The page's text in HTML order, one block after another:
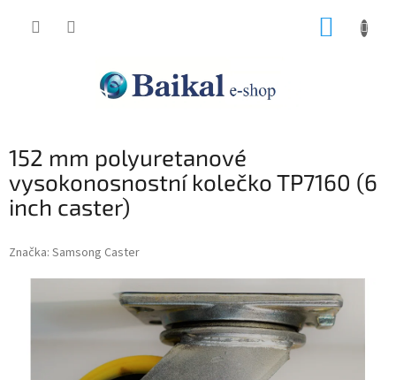
152 mm polyuretanové
vysokonosnostní kolečko TP7160 (6
inch caster)
Značka: Samsong Caster